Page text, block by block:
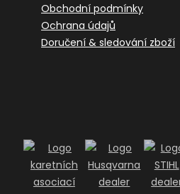
Obchodní podmínky
Ochrana údajů
Doručení & sledování zboží